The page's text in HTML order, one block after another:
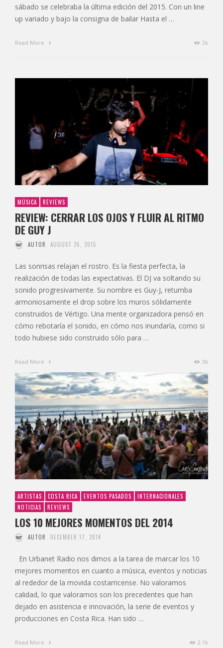
sábado se celebraba la última edición del 2015. Con un line
up variado y bajo la consigna de bailar Hasta el …
Read More 2k
MÚSICA REVIEWS
REVIEW: CERRAR LOS OJOS Y FLUIR AL RITMO
DE GUY J
AUTOR AUGUST 26, 2015
Las sonrisas relajan el rostro. Es la fiesta perfecta, la
realización de todas las expectativas. El DJ va soltando su
sonido progresivamente. Su nombre es Guy-J, retumba
armoniosamente el drop sobre los muros sólidamente
construidos de Vértigo. Una mente organizadora pensó en
cómo rebotaría el sonido, en cómo nos inundaría, como si
todo hubiese sido construido sólo para …
Read More 3k
ARTISTAS COSTA RICA EVENTOS PASADOS
INTERNACIONALES
NOTICIAS
REVIEWS
LOS 10 MEJORES MOMENTOS DEL 2014
AUTOR DECEMBER 17, 2014
En Urbanet Radio nos dimos a la tarea de marcar los 10
mejores momentos en cuanto a música, eventos y noticias
al rededor de la movida costarricense. No valoramos
calidad, lo que valoramos son los precedentes que han
dejado en asistencia e innovación, la serie de eventos y
producciones en Costa Rica. Han sido …
Read More 2.1k